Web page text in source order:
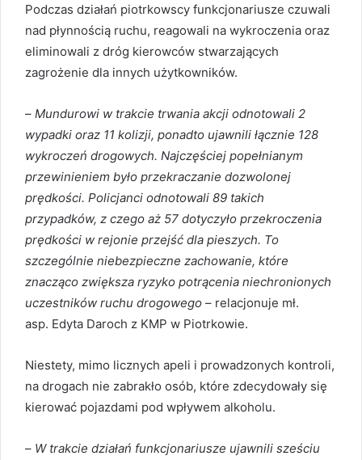
Podczas działań piotrkowscy funkcjonariusze czuwali
nad płynnością ruchu, reagowali na wykroczenia oraz
eliminowali z dróg kierowców stwarzających
zagrożenie dla innych użytkowników.
– Mundurowi w trakcie trwania akcji odnotowali 2
wypadki oraz 11 kolizji, ponadto ujawnili łącznie 128
wykroczeń drogowych. Najczęściej popełnianym
przewinieniem było przekraczanie dozwolonej
prędkości. Policjanci odnotowali 89 takich
przypadków, z czego aż 57 dotyczyło przekroczenia
prędkości w rejonie przejść dla pieszych. To
szczególnie niebezpieczne zachowanie, które
znacząco zwiększa ryzyko potrącenia niechronionych
uczestników ruchu drogowego – relacjonuje mł.
asp. Edyta Daroch z KMP w Piotrkowie.
Niestety, mimo licznych apeli i prowadzonych kontroli,
na drogach nie zabrakło osób, które zdecydowały się
kierować pojazdami pod wpływem alkoholu.
– W trakcie działań funkcjonariusze ujawnili sześciu